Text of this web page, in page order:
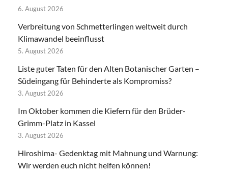
6. August 2026
Verbreitung von Schmetterlingen weltweit durch
Klimawandel beeinflusst
5. August 2026
Liste guter Taten für den Alten Botanischer Garten –
Südeingang für Behinderte als Kompromiss?
3. August 2026
Im Oktober kommen die Kiefern für den Brüder-
Grimm-Platz in Kassel
3. August 2026
Hiroshima- Gedenktag mit Mahnung und Warnung:
Wir werden euch nicht helfen können!